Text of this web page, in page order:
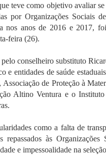
teve como objetivo avaliar se
por Organizações Sociais
nos anos de 2016 e 2017,
feira (26).
conselheiro substituto
e entidades de saúde
de Proteção à
Altino Ventura e o
como a falta de
repassados às
e impessoalidade na